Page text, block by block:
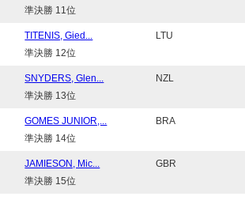
準決勝 11位
TITENIS, Gied...
準決勝 12位
LTU
SNYDERS, Glen...
準決勝 13位
NZL
GOMES JUNIOR,...
準決勝 14位
BRA
JAMIESON, Mic...
準決勝 15位
GBR